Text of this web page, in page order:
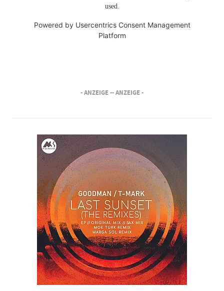
used.
Powered by Usercentrics Consent Management
Platform
- ANZEIGE -- ANZEIGE -